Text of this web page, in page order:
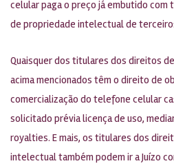
celular paga o preço já embutido com
de propriedade intelectual de
Quaisquer dos titulares dos direitos
acima mencionados têm o direito de
comercialização do telefone celular
solicitado prévia licença de uso,
royalties. E mais, os titulares dos
intelectual também podem ir a Juízo